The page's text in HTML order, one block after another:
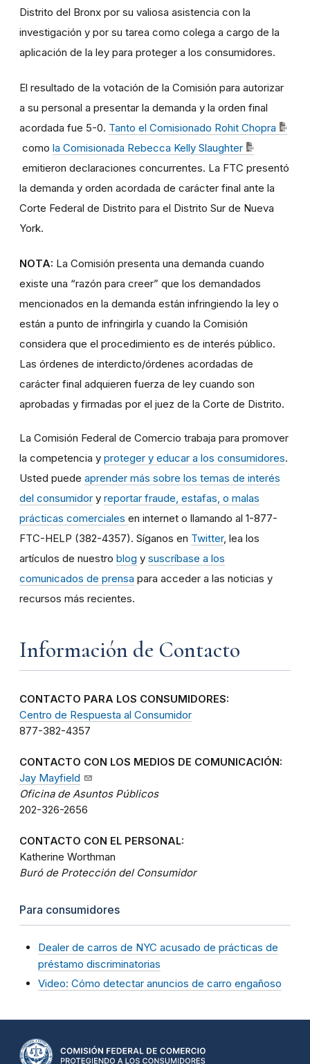
Distrito del Bronx por su valiosa asistencia con la
investigación y por su tarea como colega a cargo de la
aplicación de la ley para proteger a los consumidores.
El resultado de la votación de la Comisión para autorizar
a su personal a presentar la demanda y la orden final
acordada fue 5-0. Tanto el Comisionado Rohit Chopra
como la Comisionada Rebecca Kelly Slaughter
emitieron declaraciones concurrentes. La FTC presentó
la demanda y orden acordada de carácter final ante la
Corte Federal de Distrito para el Distrito Sur de Nueva
York.
NOTA: La Comisión presenta una demanda cuando
existe una “razón para creer” que los demandados
mencionados en la demanda están infringiendo la ley o
están a punto de infringirla y cuando la Comisión
considera que el procedimiento es de interés público.
Las órdenes de interdicto/órdenes acordadas de
carácter final adquieren fuerza de ley cuando son
aprobadas y firmadas por el juez de la Corte de Distrito.
La Comisión Federal de Comercio trabaja para promover
la competencia y proteger y educar a los consumidores.
Usted puede aprender más sobre los temas de interés
del consumidor y reportar fraude, estafas, o malas
prácticas comerciales en internet o llamando al 1-877-
FTC-HELP (382-4357). Síganos en Twitter, lea los
artículos de nuestro blog y suscríbase a los
comunicados de prensa para acceder a las noticias y
recursos más recientes.
Información de Contacto
CONTACTO PARA LOS CONSUMIDORES:
Centro de Respuesta al Consumidor
877-382-4357
CONTACTO CON LOS MEDIOS DE COMUNICACIÓN:
Jay Mayfield
Oficina de Asuntos Públicos
202-326-2656
CONTACTO CON EL PERSONAL:
Katherine Worthman
Buró de Protección del Consumidor
Para consumidores
Dealer de carros de NYC acusado de prácticas de
préstamo discriminatorias
Video: Cómo detectar anuncios de carro engañoso